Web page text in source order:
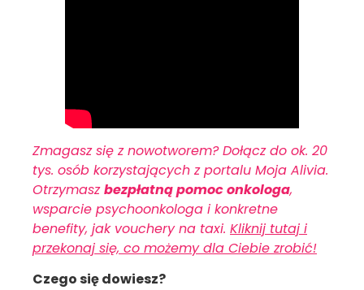
Zmagasz się z nowotworem? Dołącz do ok. 20
tys. osób korzystających z portalu Moja Alivia.
Otrzymaszbezpłatną pomoc onkologa,
wsparcie psychoonkologa i konkretne
benefity, jak vouchery na taxi. Kliknij tutaj i
przekonaj się, co możemy dla Ciebie zrobić!
Czego się dowiesz?